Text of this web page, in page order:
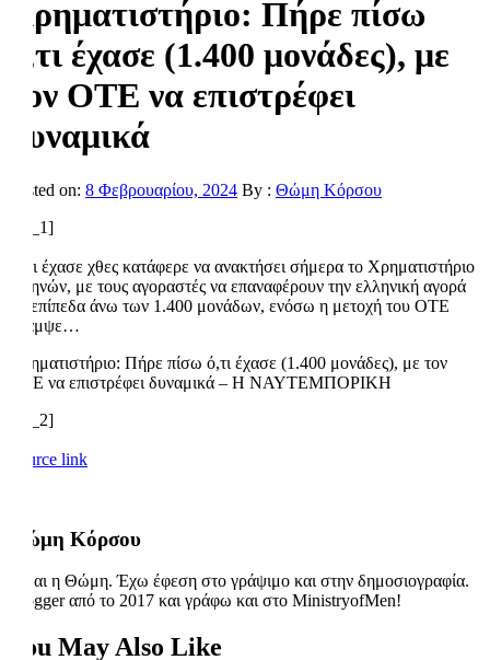
Χρηματιστήριο: Πήρε πίσω
ό,τι έχασε (1.400 μονάδες), με
τον ΟΤΕ να επιστρέφει
δυναμικά
Posted on: 8 Φεβρουαρίου, 2024 By : Θώμη Κόρσου
[ad_1]
Ό,τι έχασε χθες κατάφερε να ανακτήσει σήμερα το Χρηματιστήριο
Αθηνών, με τους αγοραστές να επαναφέρουν την ελληνική αγορά
σε επίπεδα άνω των 1.400 μονάδων, ενόσω η μετοχή του ΟΤΕ
έλαμψε…
Χρηματιστήριο: Πήρε πίσω ό,τι έχασε (1.400 μονάδες), με τον
ΟΤΕ να επιστρέφει δυναμικά – Η ΝΑΥΤΕΜΠΟΡΙΚΗ
[ad_2]
Source link
Θώμη Κόρσου
Είμαι η Θώμη. Έχω έφεση στο γράψιμο και στην δημοσιογραφία.
Blogger από το 2017 και γράφω και στο MinistryofMen!
You May Also Like